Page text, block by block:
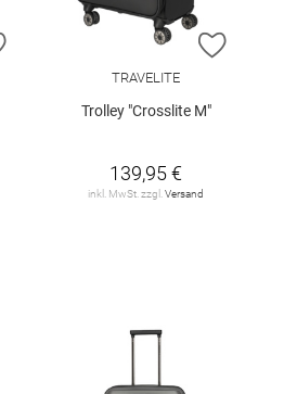
ZUR WUNSCHLISTE HINZUFÜGEN
ZUR
TRAVELITE
Trolley "Crosslite M"
139,95 €
inkl. MwSt. zzgl. Versand